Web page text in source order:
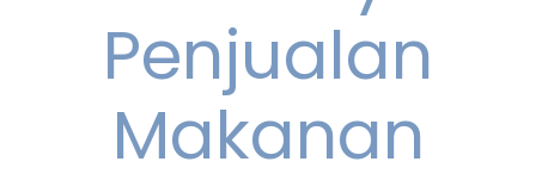
Penjualan
Makanan